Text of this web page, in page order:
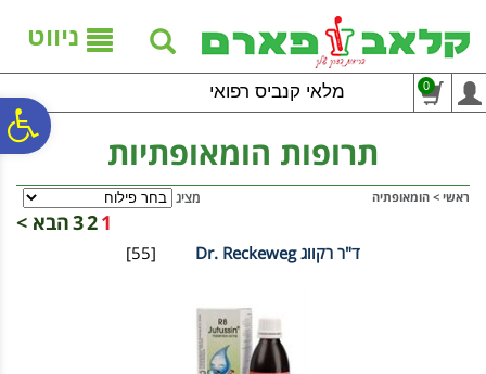
נגישות
אתר
המרכזי
ניווט
מלאי קנביס רפואי 0
תרופות הומאופתיות
ראשי > הומאופתיה מציג
1
2
3הבא >
[55] ד"ר רקווג Dr. Reckeweg